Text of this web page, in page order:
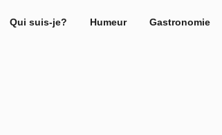
Qui suis-je? Humeur Gastronomie